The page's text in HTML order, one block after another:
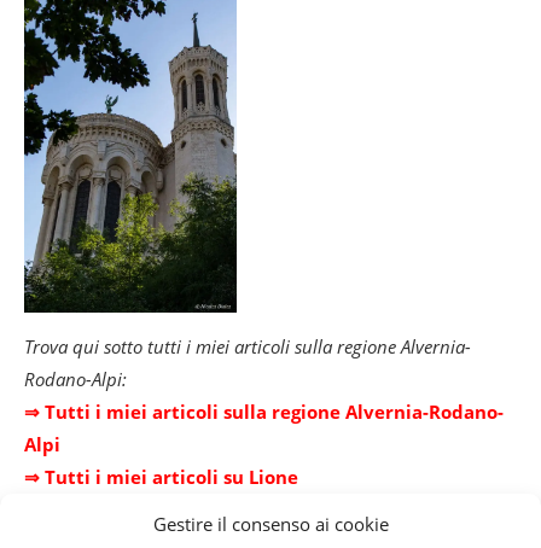
Gestire il consenso ai cookie
Trova qui sotto tutti i miei articoli sulla regione Alvernia-
Rodano-Alpi:
⇒ Tutti i miei articoli sulla regione Alvernia-Rodano-
Alpi
⇒ Tutti i miei articoli su Lione
I MIEI ARTICOLISU LIONE